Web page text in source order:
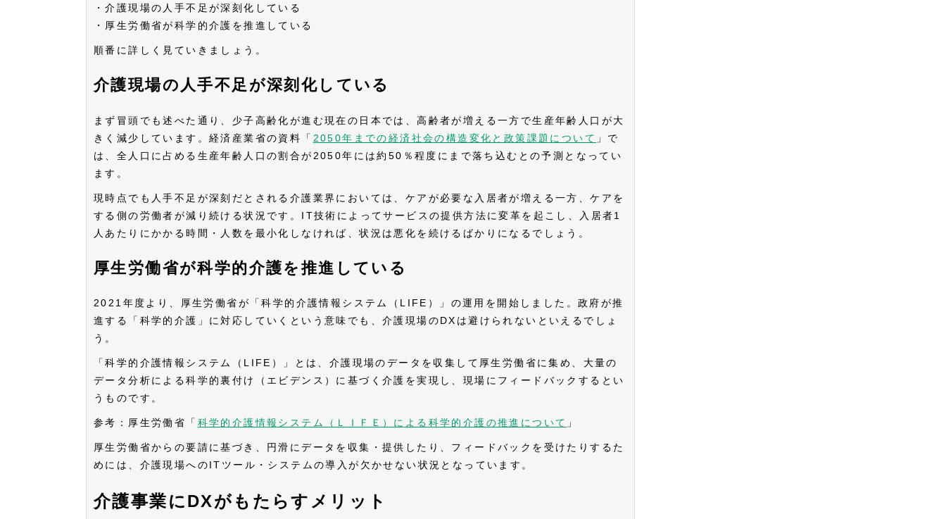
・介護現場の人手不足が深刻化している
・厚生労働省が科学的介護を推進している
順番に詳しく見ていきましょう。
介護現場の人手不足が深刻化している
まず冒頭でも述べた通り、少子高齢化が進む現在の日本では、高齢者が増える一方で生産年齢人口が大
きく減少しています。経済産業省の資料「 2050年までの経済社会の構造変化と政策課題について 」で
は、全人口に占める生産年齢人口の割合が2050年には約50％程度にまで落ち込むとの予測となってい
ます。
現時点でも人手不足が深刻だとされる介護業界においては、ケアが必要な入居者が増える一方、ケアを
する側の労働者が減り続ける状況です。IT技術によってサービスの提供方法に変革を起こし、入居者1
人あたりにかかる時間・人数を最小化しなければ、状況は悪化を続けるばかりになるでしょう。
厚生労働省が科学的介護を推進している
2021年度より、厚生労働省が「科学的介護情報システム（LIFE）」の運用を開始しました。政府が推
進する「科学的介護」に対応していくという意味でも、介護現場のDXは避けられないといえるでしょ
う。
「科学的介護情報システム（LIFE）」とは、介護現場のデータを収集して厚生労働省に集め、大量の
データ分析による科学的裏付け（エビデンス）に基づく介護を実現し、現場にフィードバックするとい
うものです。
参考：厚生労働省「 科学的介護情報システム（ＬＩＦＥ）による科学的介護の推進について 」
厚生労働省からの要請に基づき、円滑にデータを収集・提供したり、フィードバックを受けたりするた
めには、介護現場へのITツール・システムの導入が欠かせない状況となっています。
介護事業にDXがもたらすメリット